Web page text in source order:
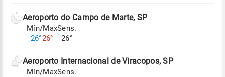
Aeroporto do Campo de Marte, SP
Mín/Max
26°26°
Sens.
26°
Aeroporto Internacional de Viracopos, SP
Mín/MaxSens.